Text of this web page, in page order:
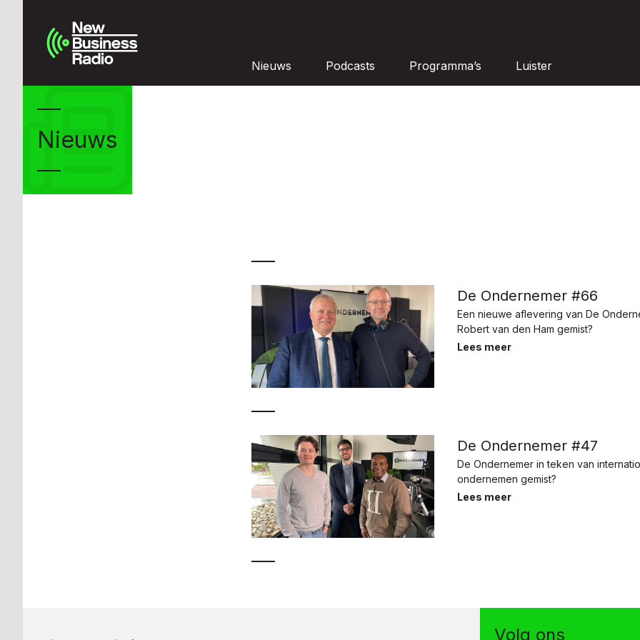
Nieuws Podcasts Programma’s Luister
Nieuws
De Ondernemer #66
Een nieuwe aflevering van De
Robert van den Ham gemist?
Lees meer
De Ondernemer #47
De Ondernemer in teken van
ondernemen gemist?
Lees meer
Volg ons